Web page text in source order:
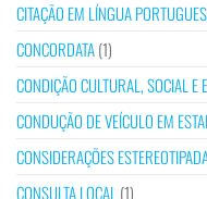
CITAÇÃO EM LÍNGUA
CONCORDATA(1)
CONDIÇÃO CULTURAL, SOCIAL E
CONDUÇÃO DE VEÍCULO EM
CONSIDERAÇÕES
CONSULTA LOCAL (1)